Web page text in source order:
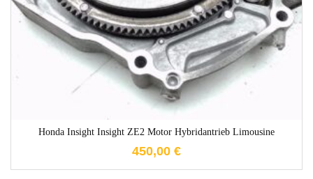
Honda Insight Insight ZE2 Motor Hybridantrieb Limousine
450,00 €